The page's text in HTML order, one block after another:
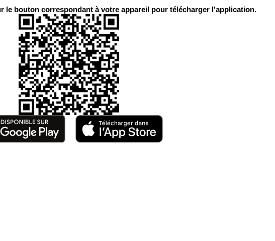
le bouton correspondant à votre appareil pour télécharger l'application.